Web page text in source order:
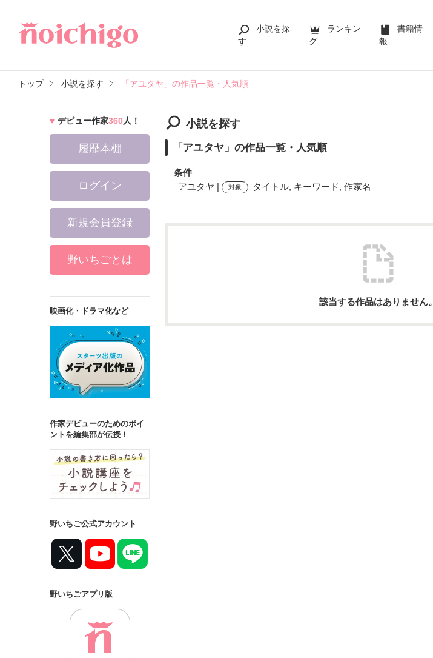
小説を探
す
ランキン
グ
書籍情
報
トップ 小説を探す 「アユタヤ」の作品一覧・人気順
小説を探す
「アユタヤ」の作品一覧・人気順
条件
アユタヤ |
対象 タイトル, キーワード, 作家名
該当する作品はありません。
デビュー作家360人！
履歴本棚
ログイン
新規会員登録
野いちごとは
映画化・ドラマ化など
作家デビューのためのポイ
ントを編集部が伝授！
野いちご公式アカウント
野いちごアプリ版